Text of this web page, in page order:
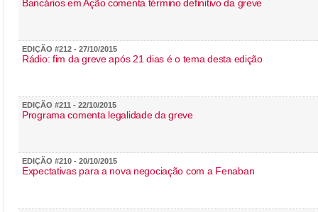
Bancários em Ação comenta término definitivo da greve
EDIÇÃO #212 - 27/10/2015
Rádio: fim da greve após 21 dias é o tema desta edição
EDIÇÃO #211 - 22/10/2015
Programa comenta legalidade da greve
EDIÇÃO #210 - 20/10/2015
Expectativas para a nova negociação com a Fenaban